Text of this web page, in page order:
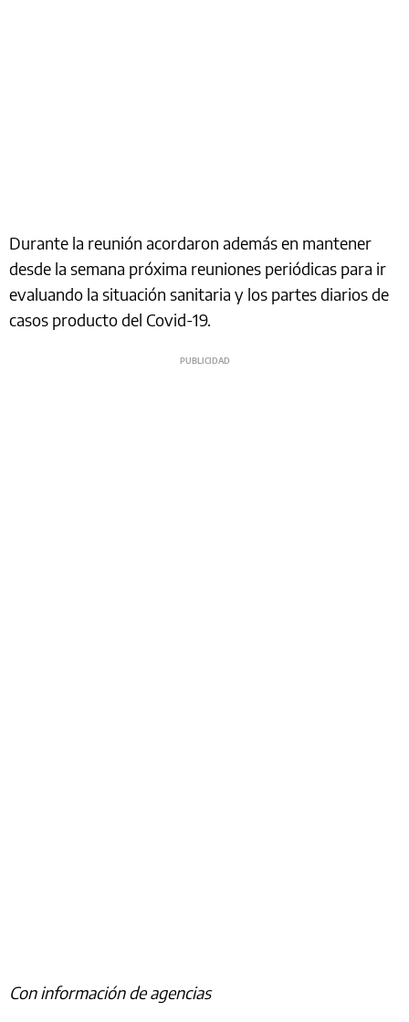
Durante la reunión acordaron además en mantener
desde la semana próxima reuniones periódicas para ir
evaluando la situación sanitaria y los partes diarios de
casos producto del Covid-19.
Con información de agencias